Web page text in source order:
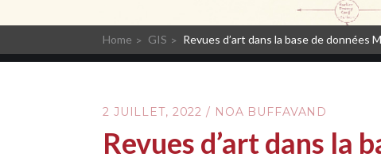
Home GIS Revues d’art dans la base de
2 JUILLET, 2022 / NOA BUFFAVAND
Revues d’art dans la